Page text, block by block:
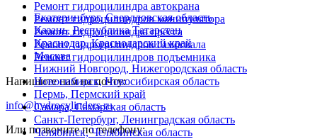
Ремонт гидроцилиндра автокрана
Ремонт гидроцилиндров манипулятора
Ремонт гидроцилиндра пресса
Ремонт гидроцилиндров самосвала
Ремонт гидроцилиндров подъемника
Напишите нам на почту:
info@hydrocylinders.ru
Или позвоните по телефону:
Екатеринбург, Свердловская область
Казань, Республика Татарстан
Краснодар, Краснодарский край
Москва
Нижний Новгород, Нижегородская область
Новосибирск, Новосибирская область
Пермь, Пермский край
Самара, Самарская область
Санкт-Петербург, Ленинградская область
Челябинск, Челябинская область